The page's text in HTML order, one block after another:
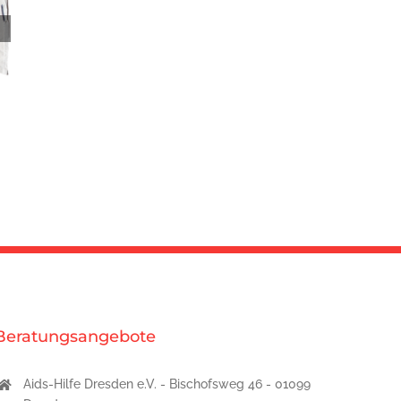
Aids-Hilfe Dresden e.V. - Bischofsweg 46 - 01099